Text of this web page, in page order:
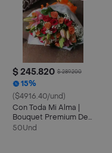
$ 245.820 $ 289.200
15%
($4916.40/und)
Con Toda Mi Alma |
Bouquet Premium De
Rosas Y Lirios
50Und